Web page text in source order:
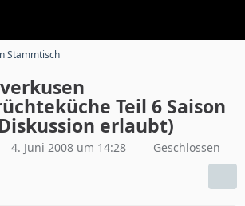
Stammtisch
Teil 6 Saison
erlaubt)
4. Juni 2008 um 14:28 Geschlossen